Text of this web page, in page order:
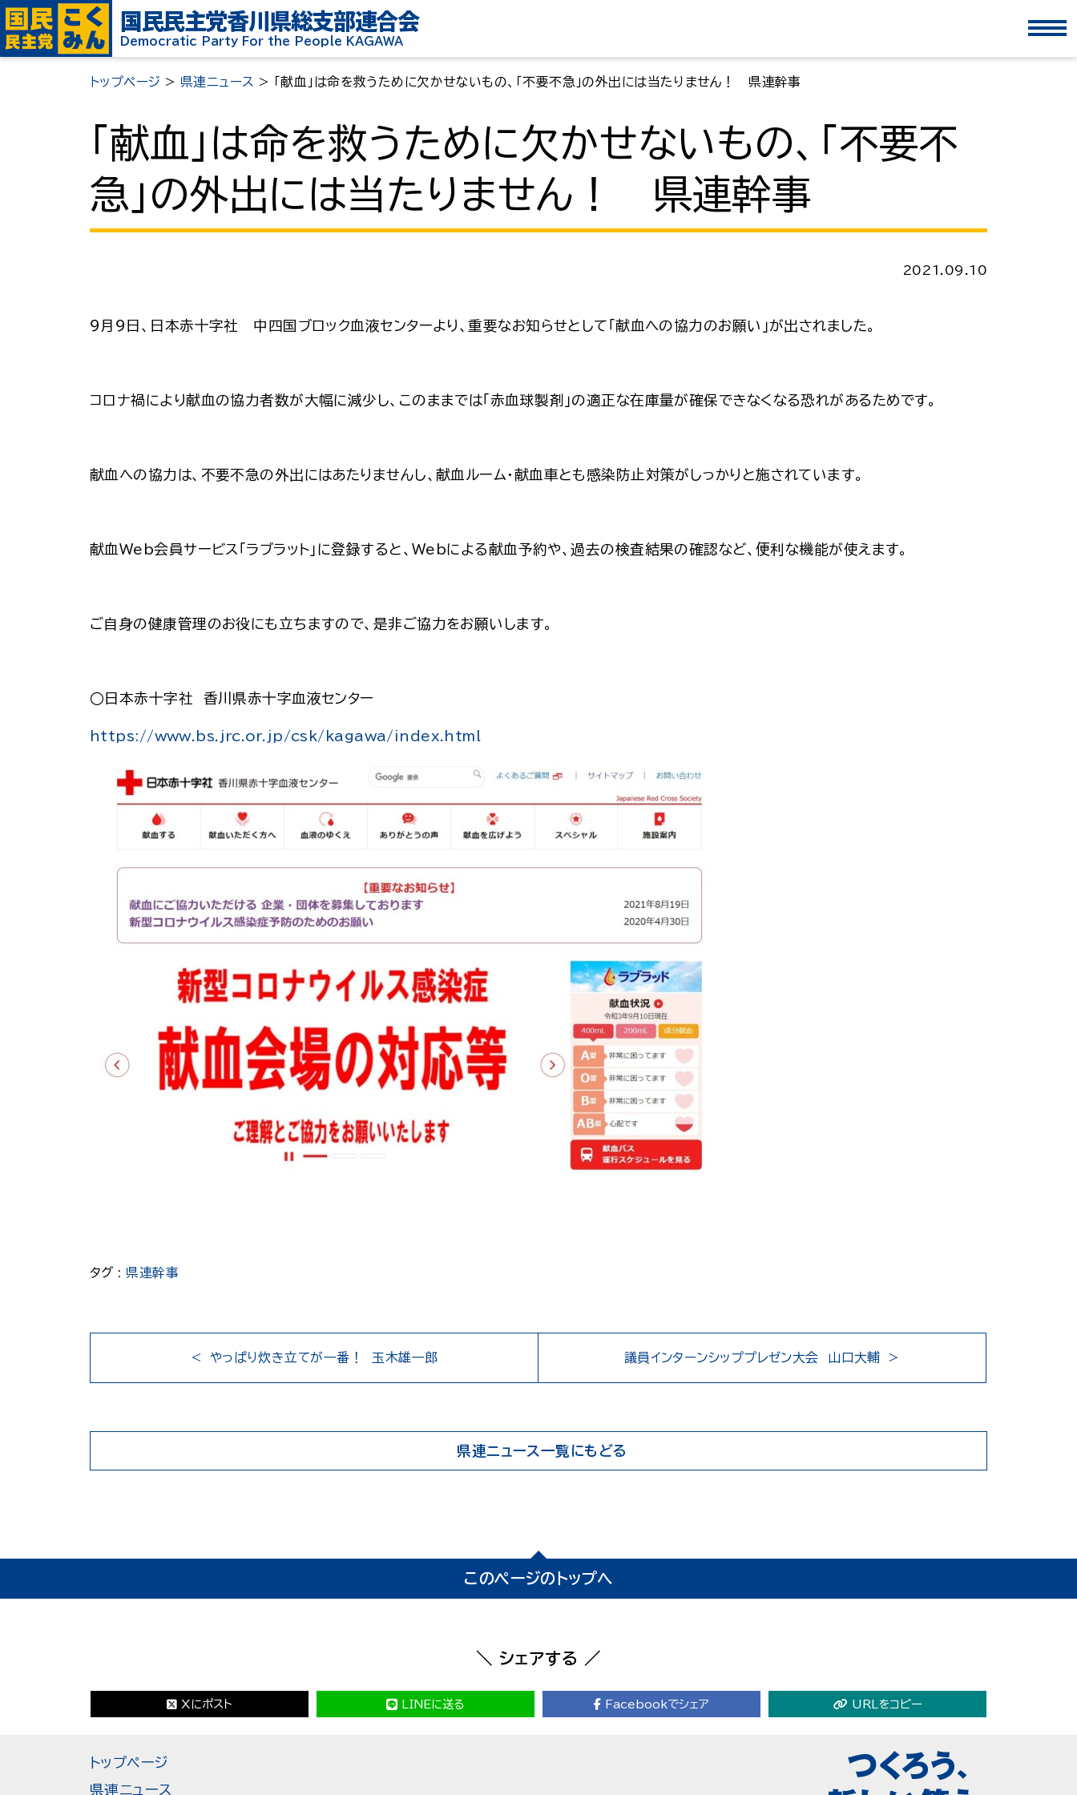
国民民主党香川県総支部連合会
Democratic Party For the People KAGAWA
トップページ > 県連ニュース > 「献血」は命を救うために欠かせないもの、「不要不急」の外出には当たりません！ 県連幹事
「献血」は命を救うために欠かせないもの、「不要不
急」の外出には当たりません！ 県連幹事
2021.09.10
９月９日、日本赤十字社 中四国ブロック血液センターより、重要なお知らせとして「献血への協力のお願い」が出されました。
コロナ禍により献血の協力者数が大幅に減少し、このままでは「赤血球製剤」の適正な在庫量が確保できなくなる恐れがあるためです。
献血への協力は、不要不急の外出にはあたりませんし、献血ルーム・献血車とも感染防止対策がしっかりと施されています。
献血Web会員サービス「ラブラット」に登録すると、Webによる献血予約や、過去の検査結果の確認など、便利な機能が使えます。
ご自身の健康管理のお役にも立ちますので、是非ご協力をお願いします。
○日本赤十字社 香川県赤十字血液センター
https://www.bs.jrc.or.jp/csk/kagawa/index.html
タグ : 県連幹事
やっぱり炊き立てが一番！ 玉木雄一郎 議員インターンシッププレゼン大会 山口大輔
県連ニュース一覧にもどる
このページのトップへ
＼ シェアする ／
Xにポスト LINEに送る Facebookでシェア URLをコピー
トップページ
県連ニュース